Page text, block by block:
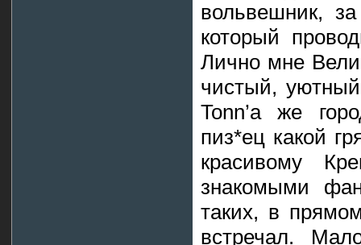
вольвешник,
который
Лично мне
чистый,
Tonn’а же
пиз*ец какой
красивому
знакомыми
таких, в
встречал.